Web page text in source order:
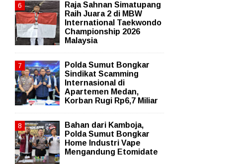
Raja Sahnan Simatupang
Raih Juara 2 di MBW
International Taekwondo
Championship 2026
Malaysia
Polda Sumut Bongkar
Sindikat Scamming
Internasional di
Apartemen Medan,
Korban Rugi Rp6,7 Miliar
Bahan dari Kamboja,
Polda Sumut Bongkar
Home Industri Vape
Mengandung Etomidate